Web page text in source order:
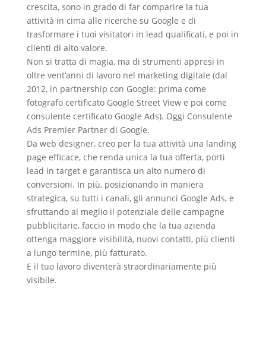
crescita, sono in grado di far comparire la tua
attività in cima alle ricerche su Google e di
trasformare i tuoi visitatori in lead qualificati, e poi in
clienti di alto valore.
Non si tratta di magia, ma di strumenti appresi in
oltre vent’anni di lavoro nel marketing digitale (dal
2012, in partnership con Google: prima come
fotografo certificato Google Street View e poi come
consulente certificato Google Ads). Oggi Consulente
Ads Premier Partner di Google.
Da web designer, creo per la tua attività una landing
page efficace, che renda unica la tua offerta, porti
lead in target e garantisca un alto numero di
conversioni. In più, posizionando in maniera
strategica, su tutti i canali, gli annunci Google Ads, e
sfruttando al meglio il potenziale delle campagne
pubblicitarie, faccio in modo che la tua azienda
ottenga maggiore visibilità, nuovi contatti, più clienti
a lungo termine, più fatturato.
E il tuo lavoro diventerà straordinariamente più
visibile.